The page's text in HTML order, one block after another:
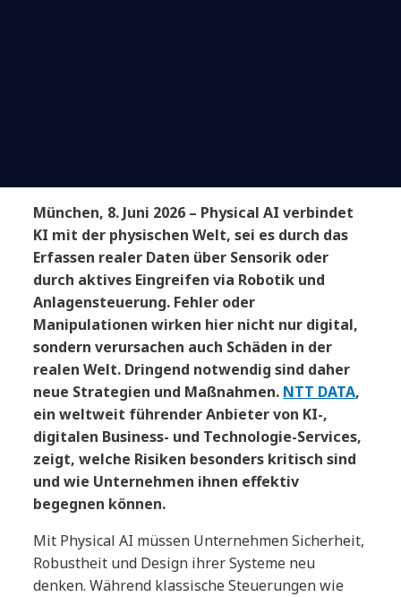
München, 8. Juni 2026 – Physical AI verbindet
KI mit der physischen Welt, sei es durch das
Erfassen realer Daten über Sensorik oder
durch aktives Eingreifen via Robotik und
Anlagensteuerung. Fehler oder
Manipulationen wirken hier nicht nur digital,
sondern verursachen auch Schäden in der
realen Welt. Dringend notwendig sind daher
neue Strategien und Maßnahmen. NTT DATA,
ein weltweit führender Anbieter von KI-,
digitalen Business- und Technologie-Services,
zeigt, welche Risiken besonders kritisch sind
und wie Unternehmen ihnen effektiv
begegnen können.
Mit Physical AI müssen Unternehmen Sicherheit,
Robustheit und Design ihrer Systeme neu
denken. Während klassische Steuerungen wie